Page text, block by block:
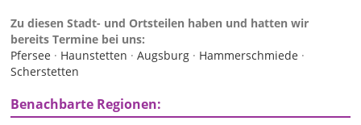
Zu diesen Stadt- und Ortsteilen haben und hatten wir
bereits Termine bei uns:
Pfersee · Haunstetten ·Augsburg · Hammerschmiede ·
Scherstetten
Benachbarte Regionen: